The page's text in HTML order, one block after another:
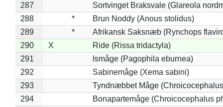
287
Sortvinget Braksvale (Glareola
288
*
Brun Noddy (Anous stolidus)
289
*
Afrikansk Saksnæb (Rynchops
290
X
Ride (Rissa tridactyla)
291
Ismåge (Pagophila eburnea)
292
Sabinemåge (Xema sabini)
293
Tyndnæbbet Måge
294
Bonapartemåge (Chroicocephalus